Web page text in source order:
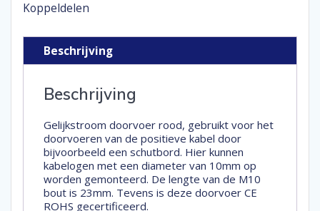
Koppeldelen
Beschrijving
Beschrijving
Gelijkstroom doorvoer rood, gebruikt voor het
doorvoeren van de positieve kabel door
bijvoorbeeld een schutbord. Hier kunnen
kabelogen met een diameter van 10mm op
worden gemonteerd. De lengte van de M10
bout is 23mm. Tevens is deze doorvoer CE
ROHS gecertificeerd.